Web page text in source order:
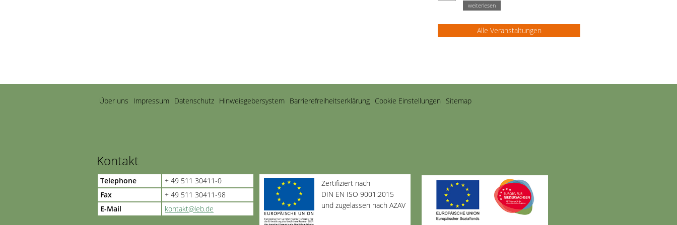
weiterlesen
Alle Veranstaltungen
Navigation
überspringen
Über uns Impressum Datenschutz Hinweisgebersystem Barriere­freiheits­erklärung Cookie Einstellungen Sitemap
Kontakt
Telephone
+ 49 511 30411-0
Fax
+ 49 511 30411-98
E-Mail
kontakt@leb.de
Zertifiziert nach
DIN EN ISO 9001:2015
und zugelassen nach AZAV